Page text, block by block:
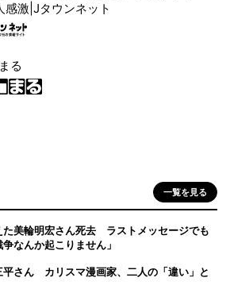
感激|Jタウンネット
る
一覧を見る
た美輪明宏さん死去 ラストメッセージでも
なんか起こりません」
平さん カリスマ漫画家、二人の「違い」と